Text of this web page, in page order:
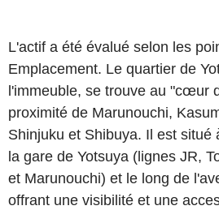
L'actif a été évalué selon les
Emplacement. Le quartier de
l'immeuble, se trouve au "cœur
proximité de Marunouchi,
Shinjuku et Shibuya. Il est situé
la gare de Yotsuya (lignes JR,
et Marunouchi) et le long de
offrant une visibilité et une